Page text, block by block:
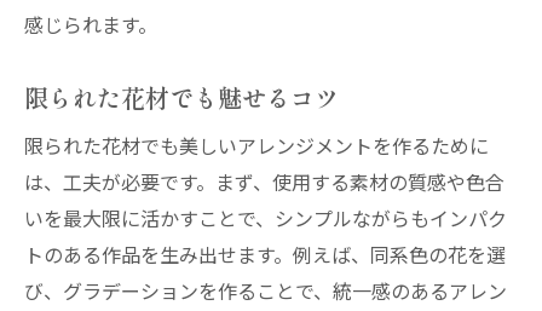
感じられます。
限られた花材でも魅せるコツ
限られた花材でも美しいアレンジメントを作るために
は、工夫が必要です。まず、使用する素材の質感や色合
いを最大限に活かすことで、シンプルながらもインパク
トのある作品を生み出せます。例えば、同系色の花を選
び、グラデーションを作ることで、統一感のあるアレン